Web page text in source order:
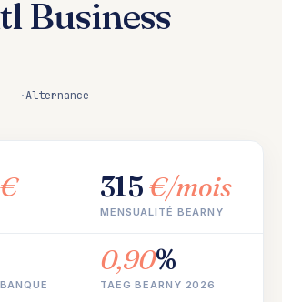
Business
Alternance
315€/mois
MENSUALITÉ BEARNY
0,90%
TAEG BEARNY 2026